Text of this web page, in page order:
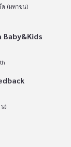
ด (มหาชน)
)